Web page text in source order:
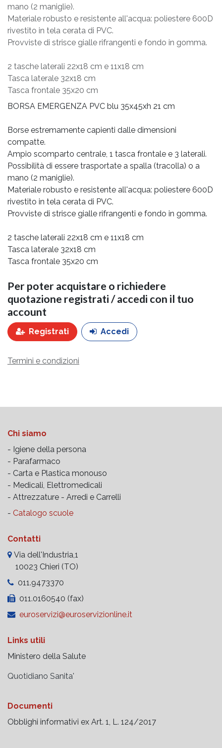
mano (2 maniglie).
Materiale robusto e resistente all'acqua: poliestere 600D
rivestito in tela cerata di PVC.
Provviste di strisce gialle rifrangenti e fondo in gomma.
2 tasche laterali 22x18 cm e 11x18 cm
Tasca laterale 32x18 cm
Tasca frontale 35x20 cm
BORSA EMERGENZA PVC blu 35x45xh 21 cm
Borse estremamente capienti dalle dimensioni
compatte.
Ampio scomparto centrale, 1 tasca frontale e 3 laterali.
Possibilità di essere trasportate a spalla (tracolla) o a
mano (2 maniglie).
Materiale robusto e resistente all'acqua: poliestere 600D
rivestito in tela cerata di PVC.
Provviste di strisce gialle rifrangenti e fondo in gomma.
2 tasche laterali 22x18 cm e 11x18 cm
Tasca laterale 32x18 cm
Tasca frontale 35x20 cm
Per poter acquistare o richiedere
quotazione registrati / accedi con il tuo
account
Registrati Accedi
Termini e condizioni
Chi siamo
- Igiene della persona
- Parafarmaco
- Carta e Plastica monouso
- Medicali, Elettromedicali
- Attrezzature - Arredi e Carrelli
- Catalogo scuole
Contatti
Via dell'Industria,1
10023 Chieri (TO)
011.9473370
011.0160540 (fax)
euroservizi@euroservizionline.it
Links utili
Ministero della Salute
Quotidiano Sanita'
Documenti
Obblighi informativi ex Art. 1, L. 124/2017